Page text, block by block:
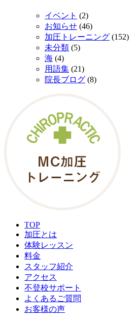
イベント (2)
お知らせ (46)
加圧トレーニング (152)
未分類 (5)
海 (4)
用語集 (21)
院長ブログ (8)
TOP
加圧とは
体験レッスン
料金
スタッフ紹介
アクセス
不登校サポート
よくあるご質問
お客様の声